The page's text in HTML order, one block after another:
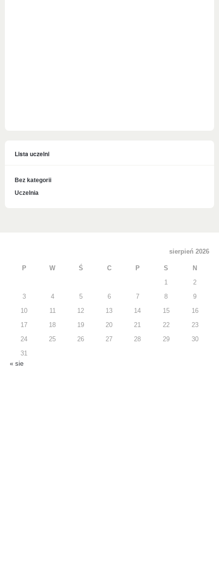
Lista uczelni
Bez kategorii
Uczelnia
sierpień 2026
P W Ś C P S N
1 2
3 4 5 6 7 8 9
10 11 12 13 14 15 16
17 18 19 20 21 22 23
24 25 26 27 28 29 30
31
« sie